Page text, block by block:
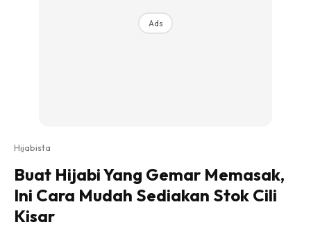
Ads
Hijabista
Buat Hijabi Yang Gemar Memasak,
Ini Cara Mudah Sediakan Stok Cili
Kisar